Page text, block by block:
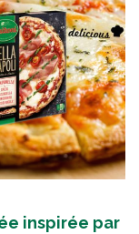
inspirée par